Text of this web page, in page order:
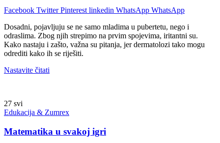
Facebook Twitter Pinterest linkedin WhatsApp WhatsApp
Dosadni, pojavljuju se ne samo mladima u pubertetu, nego i
odraslima. Zbog njih strepimo na prvim spojevima, iritantni su.
Kako nastaju i zašto, važna su pitanja, jer dermatolozi tako mogu
odrediti kako ih se riješiti.
Nastavite čitati
27 svi
Edukacija & Zumrex
Matematika u svakoj igri